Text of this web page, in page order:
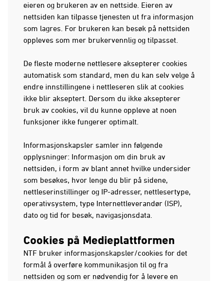
eieren og brukeren av en nettside. Eieren av
nettsiden kan tilpasse tjenesten ut fra informasjon
som lagres. For brukeren kan besøk på nettsiden
oppleves som mer brukervennlig og tilpasset.
De fleste moderne nettlesere aksepterer cookies
automatisk som standard, men du kan selv velge å
endre innstillingene i nettleseren slik at cookies
ikke blir akseptert. Dersom du ikke aksepterer
bruk av cookies, vil du kunne oppleve at noen
funksjoner ikke fungerer optimalt.
Informasjonskapsler samler inn følgende
opplysninger: Informasjon om din bruk av
nettsiden, i form av blant annet hvilke undersider
som besøkes, hvor lenge du blir på sidene,
nettleserinstillinger og IP-adresser, nettlesertype,
operativsystem, type Internettleverandør (ISP),
dato og tid for besøk, navigasjonsdata.
Cookies på Medieplattformen
NTF bruker informasjonskapsler/cookies for det
formål å overføre kommunikasjon til og fra
nettsiden og som er nødvendig for å levere en